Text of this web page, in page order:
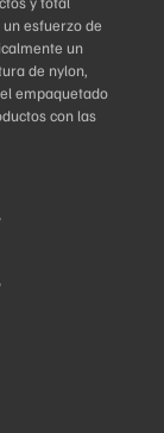
esfuerzo de
un
de nylon,
empaquetado
con las